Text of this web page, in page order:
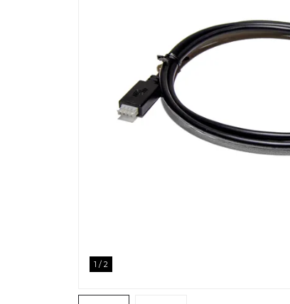
1 / 2